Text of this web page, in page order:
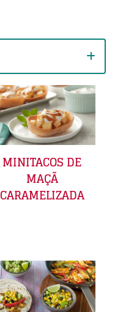
MINITACOS DE
MAÇÃ
CARAMELIZADA